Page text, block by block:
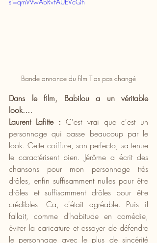
Bande annonce du film T'as pas changé
Dans le film, Babilou a un véritable
look....
Laurent Lafitte : C'est vrai que c'est un
personnage qui passe beaucoup par le
look. Cette coiffure, son perfecto, sa tenue
le caractérisent bien. Jérôme a écrit des
chansons pour mon personnage très
drôles, enfin suffisamment nulles pour être
drôles et suffisamment drôles pour être
crédibles. Ca, c'était agréable. Puis il
fallait, comme d'habitude en comédie,
éviter la caricature et essayer de défendre
le personnage avec le plus de sincérité